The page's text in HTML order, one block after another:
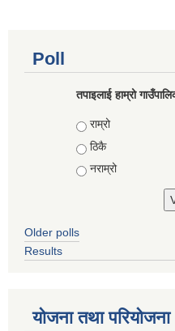
Poll
तपाइलाई हाम्रो
Choices
राम्रो
ठिकै
नराम्रो
Older polls
Results
योजना तथा परियोजना